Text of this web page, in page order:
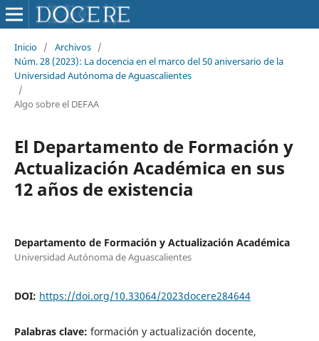
Inicio / Archivos /
Núm. 28 (2023): La docencia en el marco del 50 aniversario de la
Universidad Autónoma de Aguascalientes
/
Algo sobre el DEFAA
El Departamento de Formación y
Actualización Académica en sus
12 años de existencia
Departamento de Formación y Actualización Académica
Universidad Autónoma de Aguascalientes
DOI: https://doi.org/10.33064/2023docere284644
Palabras clave: formación y actualización docente,